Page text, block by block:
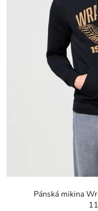
Pánská mikina